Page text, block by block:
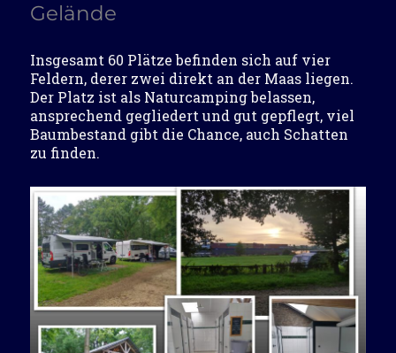
Gelände
Insgesamt 60 Plätze befinden sich auf vier
Feldern, derer zwei direkt an der Maas liegen.
Der Platz ist als Naturcamping belassen,
ansprechend gegliedert und gut gepflegt, viel
Baumbestand gibt die Chance, auch Schatten
zu finden.